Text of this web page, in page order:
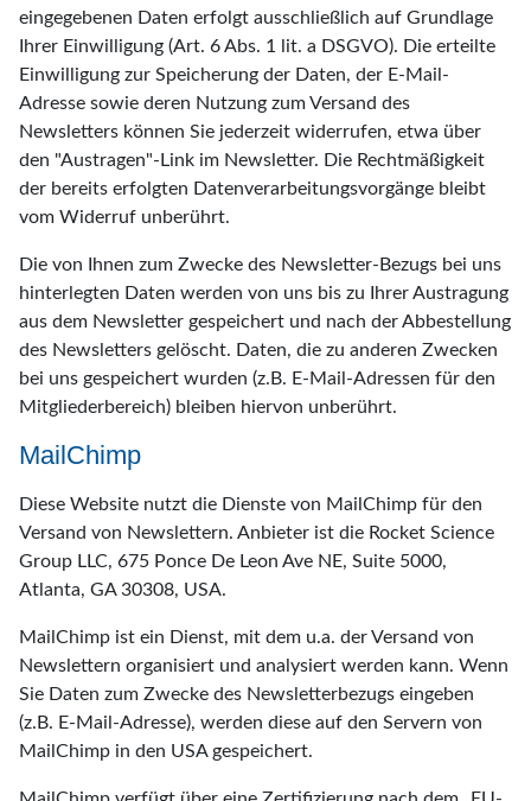
eingegebenen Daten erfolgt ausschließlich auf Grundlage
Ihrer Einwilligung (Art. 6 Abs. 1 lit. a DSGVO). Die erteilte
Einwilligung zur Speicherung der Daten, der E-Mail-
Adresse sowie deren Nutzung zum Versand des
Newsletters können Sie jederzeit widerrufen, etwa über
den "Austragen"-Link im Newsletter. Die Rechtmäßigkeit
der bereits erfolgten Datenverarbeitungsvorgänge bleibt
vom Widerruf unberührt.
Die von Ihnen zum Zwecke des Newsletter-Bezugs bei uns
hinterlegten Daten werden von uns bis zu Ihrer Austragung
aus dem Newsletter gespeichert und nach der Abbestellung
des Newsletters gelöscht. Daten, die zu anderen Zwecken
bei uns gespeichert wurden (z.B. E-Mail-Adressen für den
Mitgliederbereich) bleiben hiervon unberührt.
MailChimp
Diese Website nutzt die Dienste von MailChimp für den
Versand von Newslettern. Anbieter ist die Rocket Science
Group LLC, 675 Ponce De Leon Ave NE, Suite 5000,
Atlanta, GA 30308, USA.
MailChimp ist ein Dienst, mit dem u.a. der Versand von
Newslettern organisiert und analysiert werden kann. Wenn
Sie Daten zum Zwecke des Newsletterbezugs eingeben
(z.B. E-Mail-Adresse), werden diese auf den Servern von
MailChimp in den USA gespeichert.